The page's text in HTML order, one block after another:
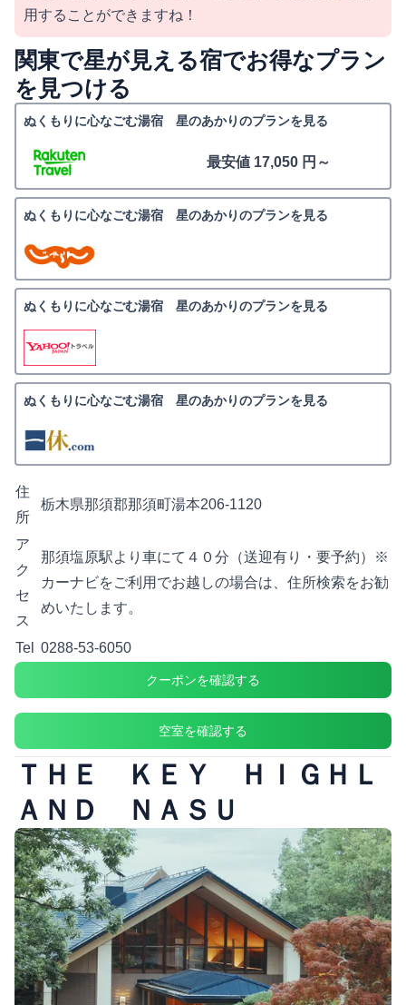
用することができますね！
関東で星が見える宿でお得なプラン
を見つける
ぬくもりに心なごむ湯宿 星のあかりのプランを見る
最安値 17,050 円～
ぬくもりに心なごむ湯宿 星のあかりのプランを見る
ぬくもりに心なごむ湯宿 星のあかりのプランを見る
ぬくもりに心なごむ湯宿 星のあかりのプランを見る
住
所
栃木県那須郡那須町湯本206-1120
ア
ク
セ
ス
那須塩原駅より車にて４０分（送迎有り・要予約）※
カーナビをご利用でお越しの場合は、住所検索をお勧
めいたします。
Tel 0288-53-6050
クーポンを確認する
空室を確認する
ＴＨＥ ＫＥＹ ＨＩＧＨＬ
ＡＮＤ ＮＡＳＵ